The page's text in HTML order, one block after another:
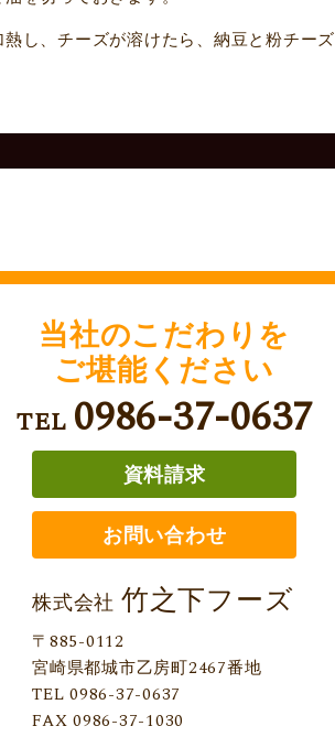
し、チーズが溶けたら、納豆と粉チーズ
当社のこだわりを
ご堪能ください
TEL 0986-37-0637
資料請求
お問い合わせ
株式会社 竹之下フーズ
〒885-0112
宮崎県都城市乙房町2467番地
TEL 0986-37-0637
FAX 0986-37-1030